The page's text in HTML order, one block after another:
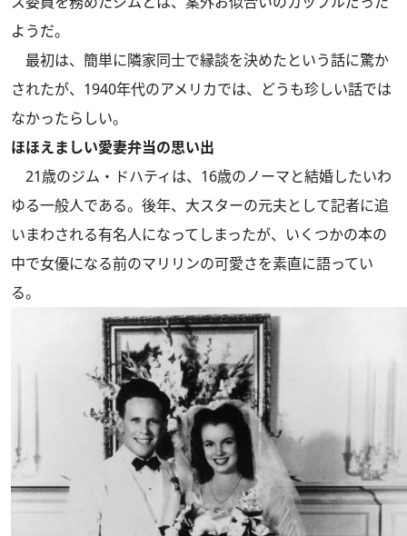
ようだ。
最初は、簡単に隣家同士で縁談を決めたという話に驚か
されたが、1940年代のアメリカでは、どうも珍しい話では
なかったらしい。
ほほえましい愛妻弁当の思い出
21歳のジム・ドハティは、16歳のノーマと結婚したいわ
ゆる一般人である。後年、大スターの元夫として記者に追
いまわされる有名人になってしまったが、いくつかの本の
中で女優になる前のマリリンの可愛さを素直に語ってい
る。